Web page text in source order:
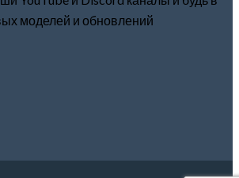
моделей и обновлений